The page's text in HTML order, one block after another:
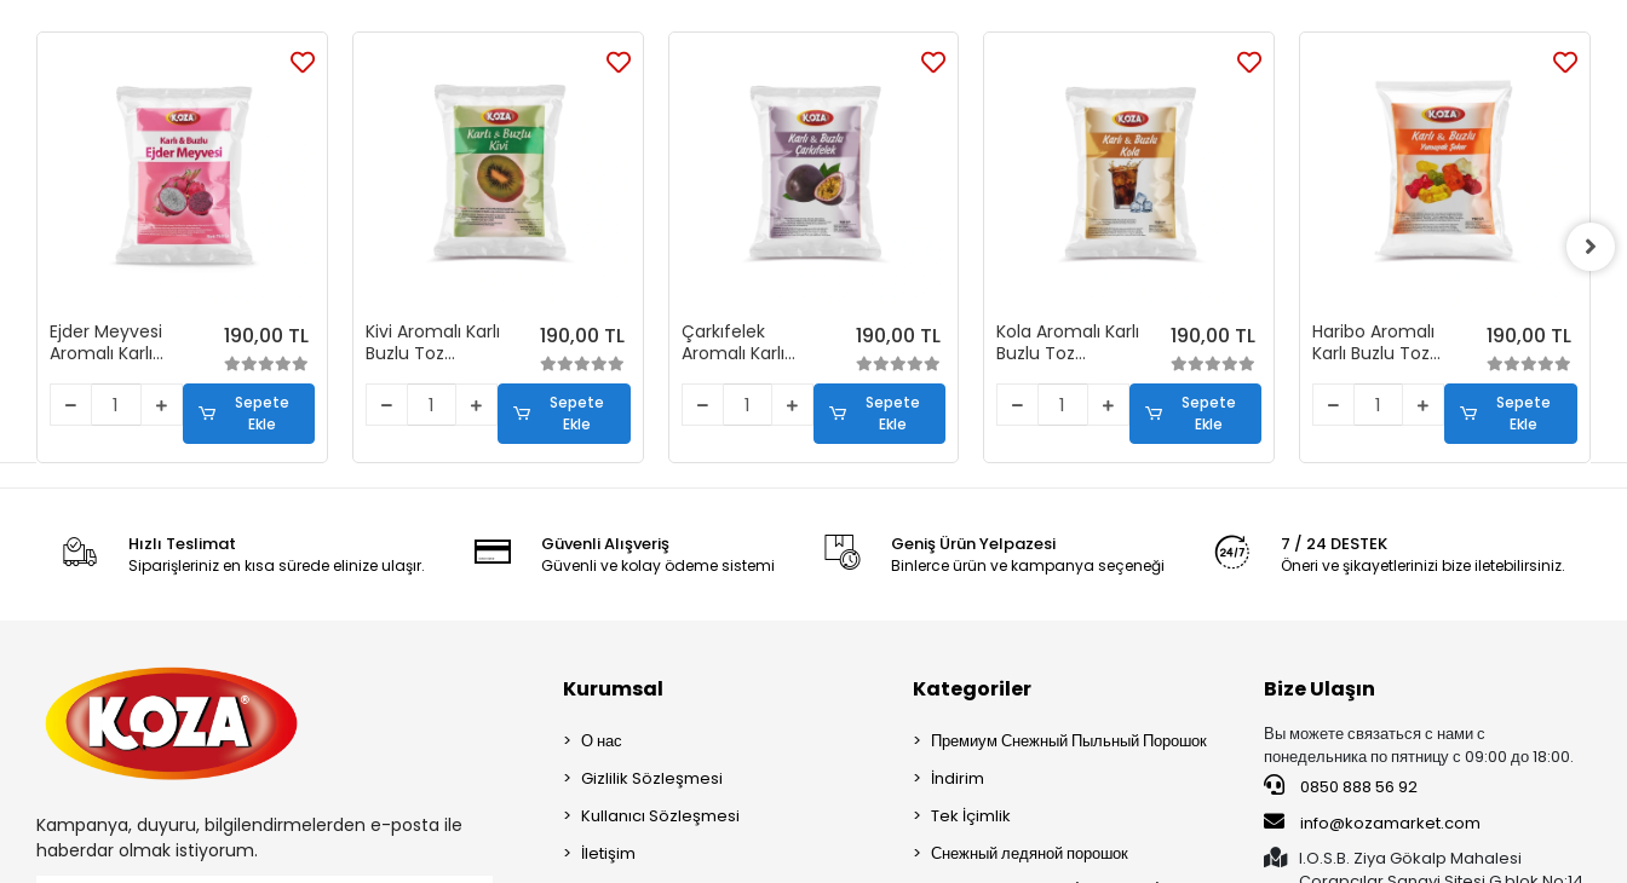
Ejder Meyvesi
Aromalı Karlı
Karışımı (1+5)
190,00 TL
Sepete
Ekle
Kivi Aromalı Karlı
Buzlu Toz
190,00 TL
Sepete
Ekle
Çarkıfelek
Aromalı Karlı
Karışımı (1+5)
190,00 TL
Sepete
Ekle
Kola Aromalı Karlı
Buzlu Toz
190,00 TL
Sepete
Ekle
Haribo Aromalı
Karlı Buzlu Toz
190,00 TL
Sepete
Ekle
Hızlı Teslimat
Siparişleriniz en kısa sürede elinize ulaşır.
Güvenli Alışveriş
Güvenli ve kolay ödeme sistemi
Geniş Ürün Yelpazesi
Binlerce ürün ve kampanya seçeneği
7 / 24 DESTEK
Öneri ve şikayetlerinizi bize iletebilirsiniz.
Kampanya, duyuru, bilgilendirmelerden e-posta ile
haberdar olmak istiyorum.
Kurumsal
О нас
Gizlilik Sözleşmesi
Kullanıcı Sözleşmesi
İletişim
Kategoriler
Премиум Снежный Пыльный Порошок
İndirim
Tek İçimlik
Снежный ледяной порошок
Bize Ulaşın
Вы можете связаться с нами с
понедельника по пятницу с 09:00 до 18:00.
0850 888 56 92
info@kozamarket.com
I.O.S.B. Ziya Gökalp Mahalesi